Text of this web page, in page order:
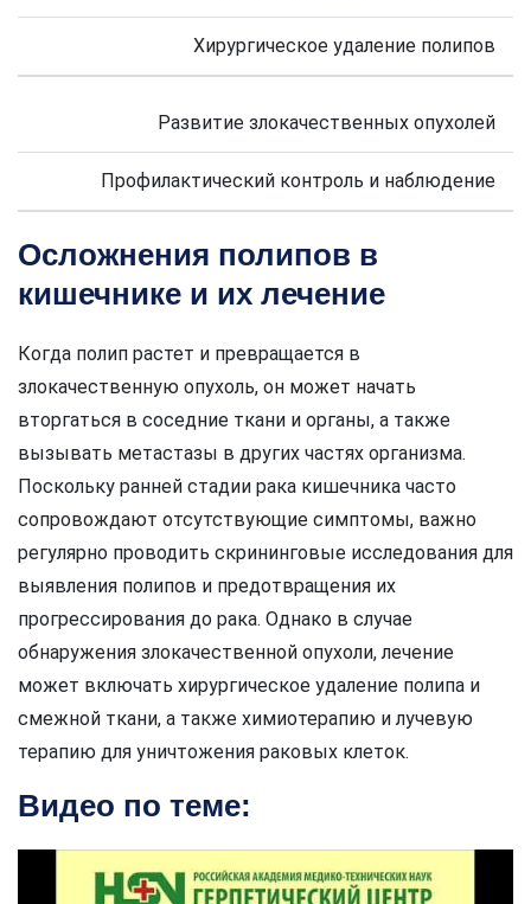
Хирургическое удаление полипов
Развитие злокачественных опухолей
Профилактический контроль и наблюдение
Осложнения полипов в
кишечнике и их лечение
Когда полип растет и превращается в
злокачественную опухоль, он может начать
вторгаться в соседние ткани и органы, а также
вызывать метастазы в других частях организма.
Поскольку ранней стадии рака кишечника часто
сопровождают отсутствующие симптомы, важно
регулярно проводить скрининговые исследования для
выявления полипов и предотвращения их
прогрессирования до рака. Однако в случае
обнаружения злокачественной опухоли, лечение
может включать хирургическое удаление полипа и
смежной ткани, а также химиотерапию и лучевую
терапию для уничтожения раковых клеток.
Видео по теме: